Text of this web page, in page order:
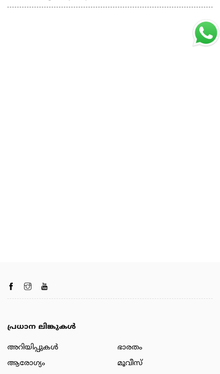
പ്രധാന ലിങ്കുകൾ
അറിയിപ്പുകള്‍
ആരോഗ്യം
ഭാരതം
മൂവീസ്